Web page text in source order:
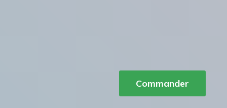
Commander